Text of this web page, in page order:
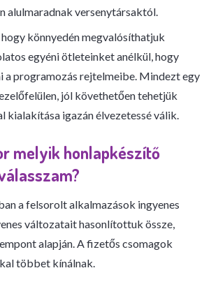
alulmaradnak versenytársaktól.
könnyedén megvalósíthatjuk
egyéni ötleteinket anélkül, hogy
a programozás rejtelmeibe. Mindezt egy
jól követhetően tehetjük
kialakítása igazán élvezetessé válik.
melyik honlapkészítő
a felsorolt alkalmazások ingyenes
változatait hasonlítottuk össze,
alapján. A fizetős csomagok
többet kínálnak.